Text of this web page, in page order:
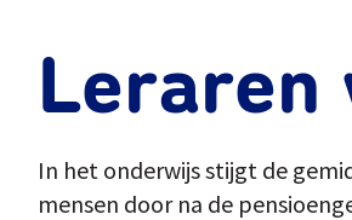
Leraren
In het onderwijs stijgt de
mensen door na de